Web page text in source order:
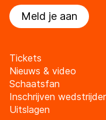
Meld je aan
Tickets
Nieuws & video
Schaatsfan
Inschrijven
Uitslagen